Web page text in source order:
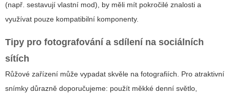
(např. sestavují vlastní mod), by měli mít pokročilé znalosti a
využívat pouze kompatibilní komponenty.
Tipy pro fotografování a sdílení na sociálních
sítích
Růžové zařízení může vypadat skvěle na fotografiích. Pro atraktivní
snímky důrazně doporučujeme: použít měkké denní světlo,